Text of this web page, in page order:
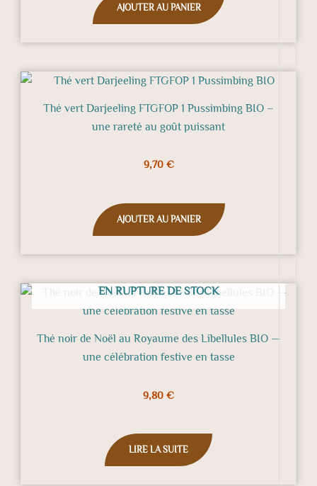
AJOUTER AU PANIER
Thé vert Darjeeling FTGFOP 1 Pussimbing BIO –
une rareté au goût puissant
9,70 €
AJOUTER AU PANIER
EN RUPTURE DE STOCK
Thé noir de Noël au Royaume des Libellules BIO —
une célébration festive en tasse
9,80 €
LIRE LA SUITE